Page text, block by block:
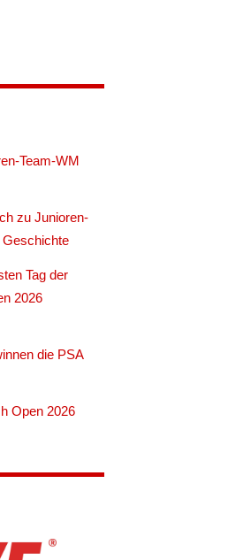
Team-WM
zu Junioren-
Tag der
2026
die PSA
Open 2026